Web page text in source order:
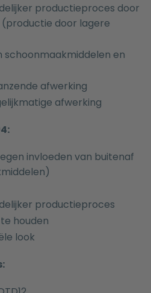
productieproces door
door lagere
en
afwerking
afwerking
invloeden van buitenaf
productieproces
houden
look